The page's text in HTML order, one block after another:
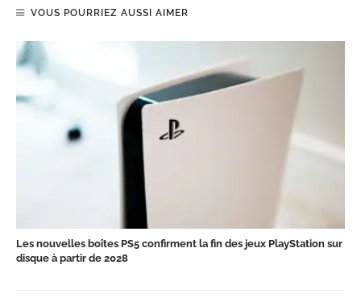
VOUS POURRIEZ AUSSI AIMER
Les nouvelles boîtes PS5 confirment la fin des jeux PlayStation sur
disque à partir de 2028